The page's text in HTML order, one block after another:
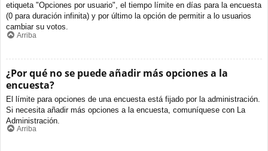
etiqueta "Opciones por usuario", el tiempo límite en días para la encuesta
(0 para duración infinita) y por último la opción de permitir a lo usuarios
cambiar su votos.
Arriba
¿Por qué no se puede añadir más opciones a la
encuesta?
El límite para opciones de una encuesta está fijado por la administración.
Si necesita añadir más opciones a la encuesta, comuníquese con La
Administración.
Arriba